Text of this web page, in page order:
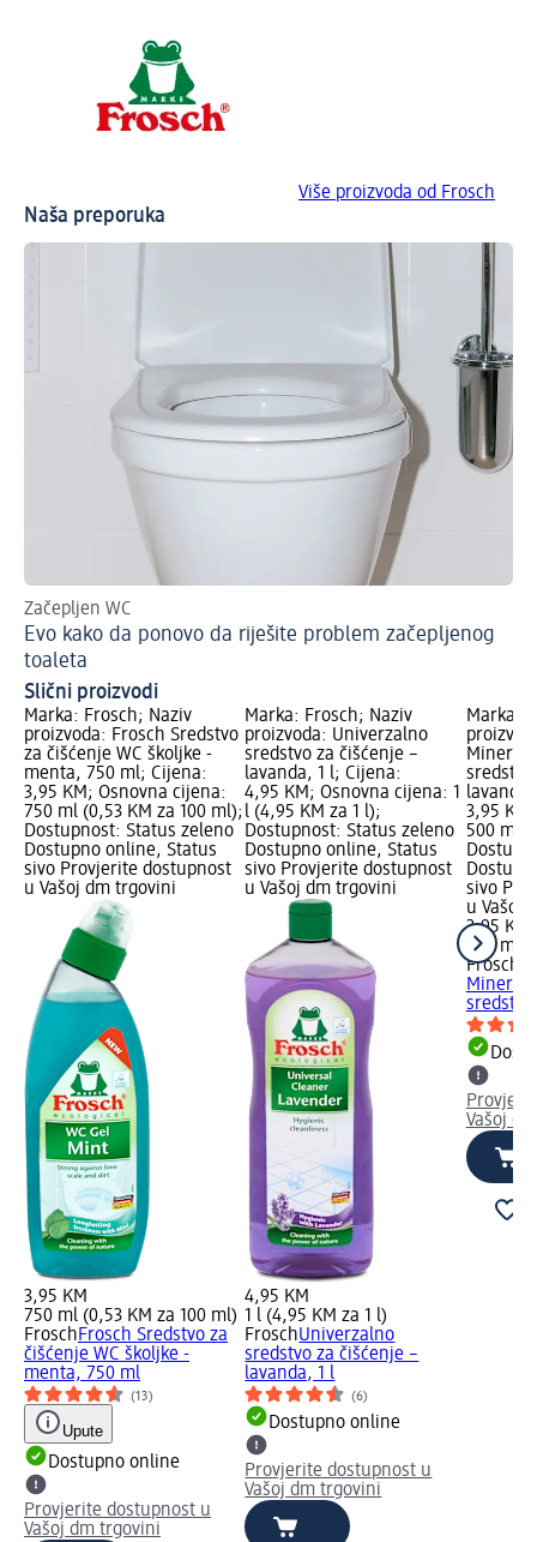
Više proizvoda od Frosch
Naša preporuka
Začepljen WC
Evo kako da ponovo da riješite problem začepljenog
toaleta
Slični proizvodi
Marka: Frosch; Naziv
proizvoda: Frosch Sredstvo
za čišćenje WC školjke -
menta, 750 ml; Cijena:
3,95 KM; Osnovna cijena:
750 ml (0,53 KM za 100 ml);
Dostupnost: Status zeleno
Dostupno online, Status
sivo Provjerite dostupnost
u Vašoj dm trgovini
3,95 KM
750 ml (0,53 KM za 100 ml)
FroschFrosch Sredstvo za
čišćenje WC školjke -
menta, 750 ml
(13)
Upute
Dostupno online
Provjerite dostupnost u
Vašoj dm trgovini
Marka: Frosch; Naziv
proizvoda: Univerzalno
sredstvo za čišćenje –
lavanda, 1 l; Cijena:
4,95 KM; Osnovna cijena: 1
l (4,95 KM za 1 l);
Dostupnost: Status zeleno
Dostupno online, Status
sivo Provjerite dostupnost
u Vašoj dm trgovini
4,95 KM
1 l (4,95 KM za 1 l)
FroschUniverzalno
sredstvo za čišćenje –
lavanda, 1 l
(6)
Dostupno online
Provjerite dostupnost u
Vašoj dm trgovini
Marka:
Mineral
3,95
500 ml
sivo
u Vašoj
3,95 KM
500 ml
Frosch
Mineral
Vašoj